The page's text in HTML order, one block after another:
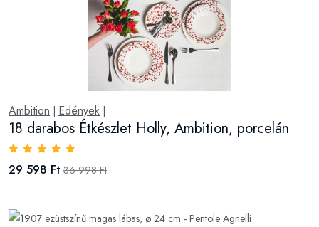
Ambition Edények
18 darabos Étkészlet Holly, Ambition, porcelán
29 598 Ft 36 998 Ft